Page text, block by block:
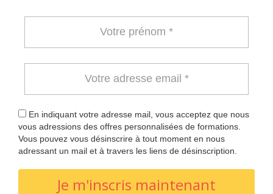
En indiquant votre adresse mail, vous acceptez que nous
vous adressions des offres personnalisées de formations.
Vous pouvez vous désinscrire à tout moment en nous
adressant un mail et à travers les liens de désinscription.
Je m'inscris maintenant